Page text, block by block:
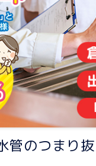
管のつまり